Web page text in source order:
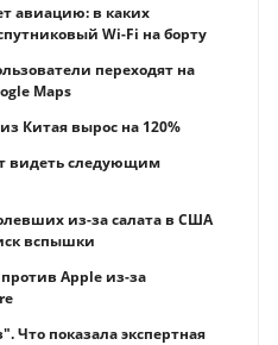
авиацию: в каких
Wi-Fi на борту
переходят на
Maps
Китая вырос на 120%
видеть следующим
из-за салата в США
вспышки
Apple из-за
Что показала экспертная